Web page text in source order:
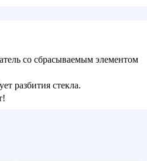
со сбрасываемым элементом
разбития стекла.